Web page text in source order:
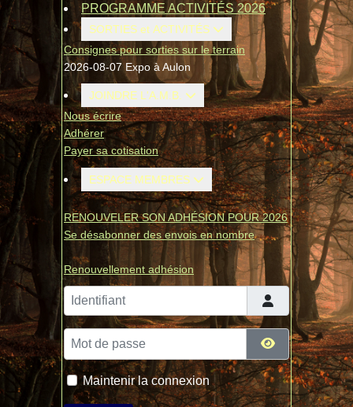
PROGRAMME ACTIVITÉS 2026
SORTIES et ACTIVITÉS
Consignes pour sorties sur le terrain
2026-08-07 Expo à Aulon
JOINDRE L'A.M.B.
Nous écrire
Adhérer
Payer sa cotisation
ESPACE MEMBRES
RENOUVELER SON ADHÉSION POUR 2026
Se désabonner des envois en nombre
Renouvellement adhésion
Identifiant
Mot de passe
Afficher le
Maintenir la connexion